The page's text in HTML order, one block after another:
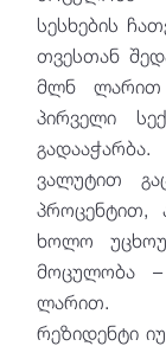
სესხების
თვესთან
მლნ ლარით
პირველი
ვალუტით
პროცენტით,
ხოლო
მოცულობა
ლარით.
რეზიდენტი